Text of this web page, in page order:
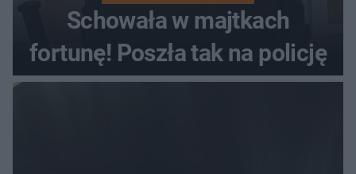
Schowała w majtkach
fortunę! Poszła tak na policję